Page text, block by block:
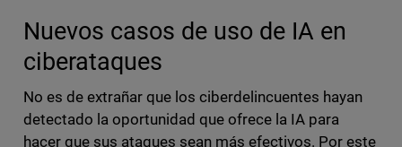
Nuevos casos de uso de IA en
ciberataques
No es de extrañar que los ciberdelincuentes hayan
detectado la oportunidad que ofrece la IA para
hacer que sus ataques sean más efectivos. Por este